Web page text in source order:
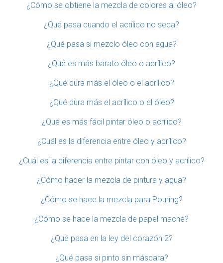
¿Cómo se obtiene la mezcla de colores al óleo?
¿Qué pasa cuando el acrílico no seca?
¿Qué pasa si mezclo óleo con agua?
¿Qué es más barato óleo o acrílico?
¿Qué dura más el óleo o el acrílico?
¿Qué dura más el acrílico o el óleo?
¿Qué es más fácil pintar óleo o acrílico?
¿Cuál es la diferencia entre óleo y acrílico?
¿Cuál es la diferencia entre pintar con óleo y acrílico?
¿Cómo hacer la mezcla de pintura y agua?
¿Cómo se hace la mezcla para Pouring?
¿Cómo se hace la mezcla de papel maché?
¿Qué pasa en la ley del corazón 2?
¿Qué pasa si pinto sin máscara?